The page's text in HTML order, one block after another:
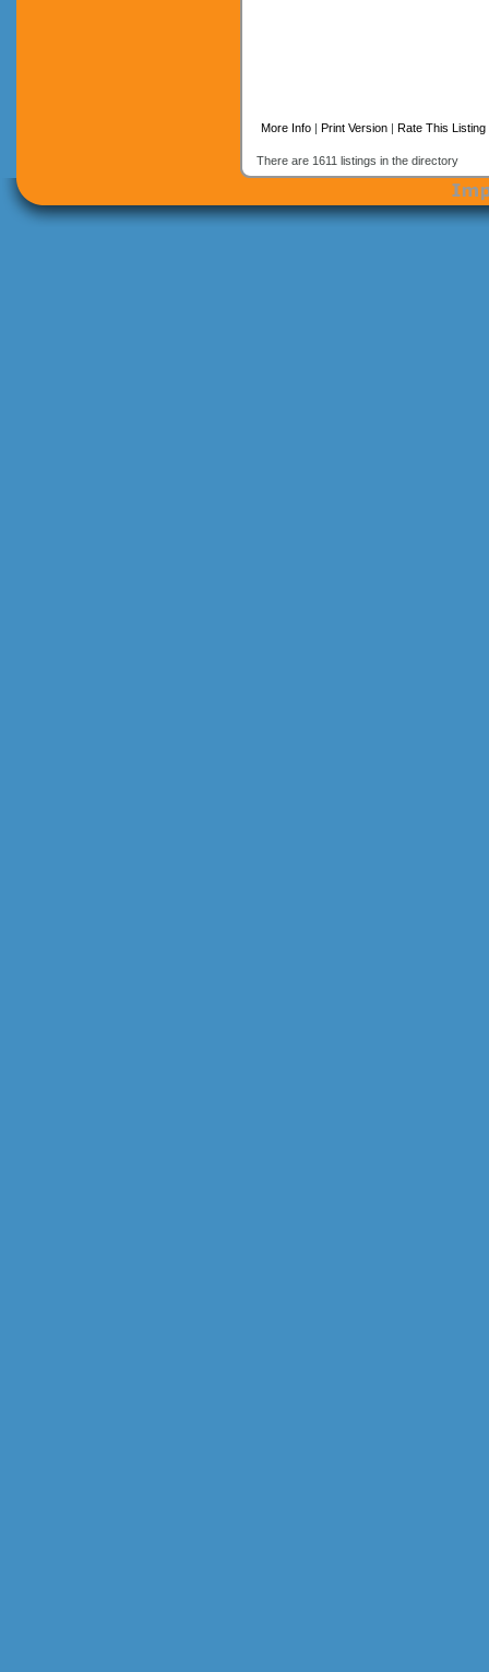
More Info | Print Version | Rate This Listing
There are 1611 listings in the directory